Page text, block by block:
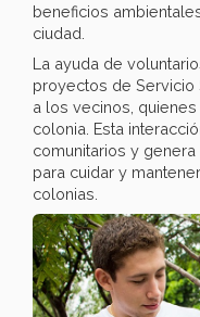
beneficios
ciudad.
La ayuda de
proyectos de Servicio
a los vecinos,
colonia. Esta
comunitarios y
para cuidar y
colonias.